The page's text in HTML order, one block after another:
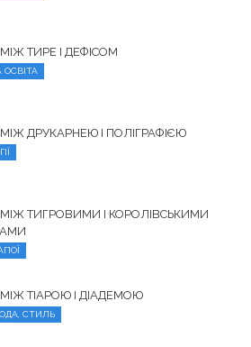
ТИРЕ І ДЕФІСОМ
ОСВІТА
МІЖ ДРУКАРНЕЮ І ПОЛІГРАФІЄЮ
МІЖ ТИГРОВИМИ І КОРОЛІВСЬКИМИ
МІЖ ТІАРОЮ І ДІАДЕМОЮ
СТИЛЬ